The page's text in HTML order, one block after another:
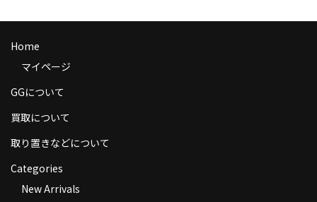
返品
コンディション
Privacy Policy
特定商取引法に基づく表示
Contact
Home
マイページ
GGについて
買取について
取り置きなどについて
Categories
New Arrivals